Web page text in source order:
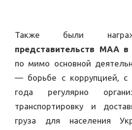
Также были
представительств МАА в
по мимо основной
— борьбе с коррупцией, с
года регулярно
транспортировку и
груза для населения